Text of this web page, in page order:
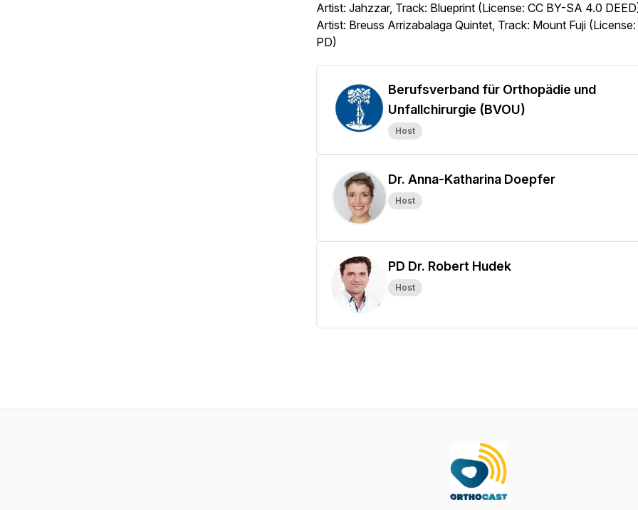
Artist: Jahzzar, Track: Blueprint (License: CC BY-SA 4.0
Artist: Breuss Arrizabalaga Quintet, Track: Mount Fuji (License:
PD)
Berufsverband für Orthopädie und
Unfallchirurgie (BVOU)
Host
Dr. Anna-Katharina Doepfer
Host
PD Dr. Robert Hudek
Host